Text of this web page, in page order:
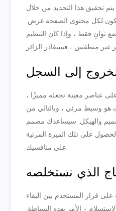
تحقيق هذا التحديد من خلال
لكل محتوى الصفحة غرض.
ثوانٍ فقط ، وإذا كان التنظيم
إلى السجل
عناصر معينة تجعله مميزًا ،
هو وسيط مرئي ، وبالتالي من
والهيكل. سيساعدك مصمم
على تلك الميزة المرئية
على منافسيك.
الذي نستخلصه
قرار المستخدم بين البقاء
– الأمر بهذه البساطة.